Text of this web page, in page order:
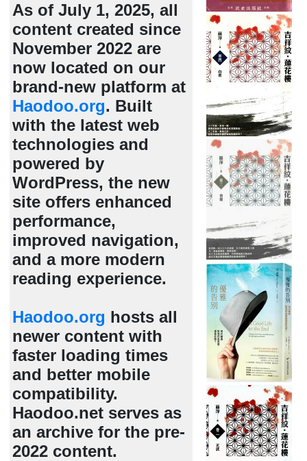
As of July 1, 2025, all
content created since
November 2022 are
now located on our
brand-new platform at
Haodoo.org. Built
with the latest web
technologies and
powered by
WordPress, the new
site offers enhanced
performance,
improved navigation,
and a more modern
reading experience.
Haodoo.org hosts all
newer content with
faster loading times
and better mobile
compatibility.
Haodoo.net serves as
an archive for the pre-
2022 content.